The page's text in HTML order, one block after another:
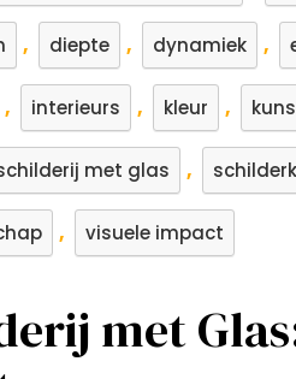
, diepte , dynamiek ,
, interieurs , kleur ,
met glas ,
, visuele impact
met